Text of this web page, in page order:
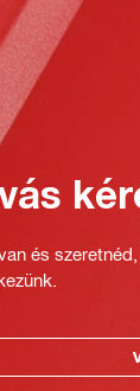
és